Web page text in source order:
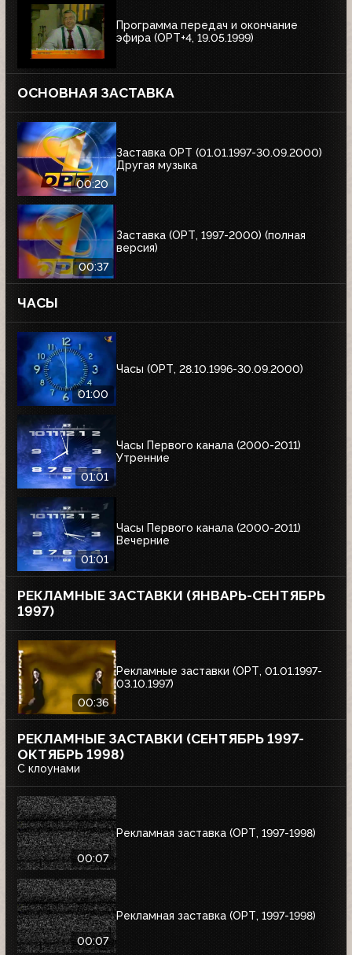
Программа передач и окончание
эфира (ОРТ+4, 19.05.1999)
ОСНОВНАЯ ЗАСТАВКА
00:20
Заставка ОРТ (01.01.1997-30.09.2000)
Другая музыка
00:37
Заставка (ОРТ, 1997-2000) (полная
версия)
ЧАСЫ
01:00
Часы (ОРТ, 28.10.1996-30.09.2000)
01:01
Часы Первого канала (2000-2011)
Утренние
01:01
Часы Первого канала (2000-2011)
Вечерние
РЕКЛАМНЫЕ ЗАСТАВКИ (ЯНВАРЬ-СЕНТЯБРЬ
1997)
00:36
Рекламные заставки (ОРТ, 01.01.1997-
03.10.1997)
РЕКЛАМНЫЕ ЗАСТАВКИ (СЕНТЯБРЬ 1997-
ОКТЯБРЬ 1998)
С клоунами
00:07
Рекламная заставка (ОРТ, 1997-1998)
00:07
Рекламная заставка (ОРТ, 1997-1998)